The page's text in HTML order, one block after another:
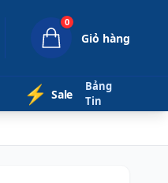
0
Giỏ hàng
⚡️ Sale
Bảng
Tin